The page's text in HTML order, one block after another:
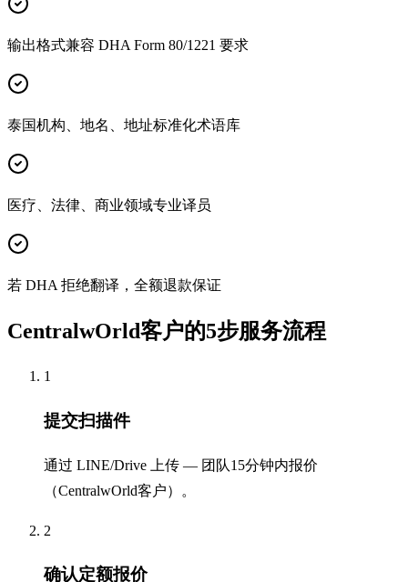
输出格式兼容 DHA Form 80/1221 要求
泰国机构、地名、地址标准化术语库
医疗、法律、商业领域专业译员
若 DHA 拒绝翻译，全额退款保证
CentralwOrld客户的5步服务流程
1
提交扫描件
通过 LINE/Drive 上传 — 团队15分钟内报价
（CentralwOrld客户）。
2
确认定额报价